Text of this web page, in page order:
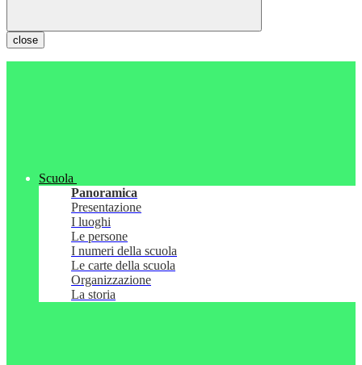
close
Scuola
Panoramica
Presentazione
I luoghi
Le persone
I numeri della scuola
Le carte della scuola
Organizzazione
La storia